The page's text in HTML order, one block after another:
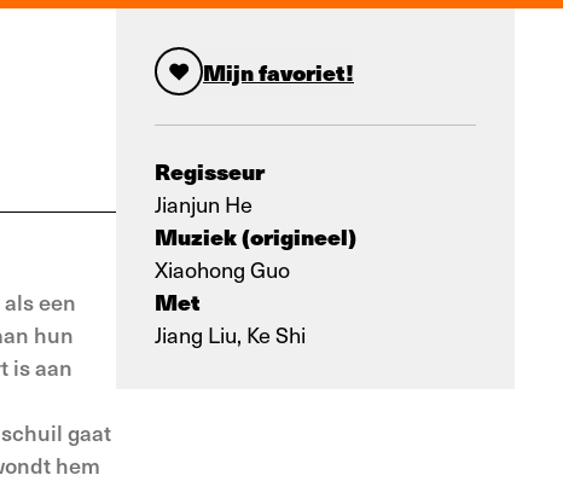
Mijn favoriet!
Regisseur
Jianjun He
Muziek (origineel)
Xiaohong Guo
Met
Jiang Liu, Ke Shi
een
hun
is aan
gaat
hem